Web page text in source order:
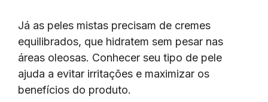
Já as peles mistas precisam de cremes
equilibrados, que hidratem sem pesar nas
áreas oleosas. Conhecer seu tipo de pele
ajuda a evitar irritações e maximizar os
benefícios do produto.